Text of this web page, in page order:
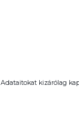
Adataitokat kizárólag